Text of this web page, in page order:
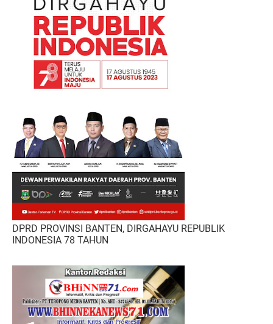
DPRD PROVINSI BANTEN, DIRGAHAYU REPUBLIK
INDONESIA 78 TAHUN